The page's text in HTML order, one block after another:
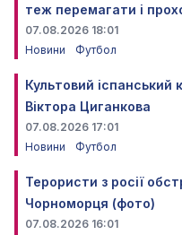
теж перемагати і
07.08.2026 18:01
Новини
Футбол
Культовий
Віктора Циганкова
07.08.2026 17:01
Новини
Футбол
Терористи з росії
Чорноморця (фото)
07.08.2026 16:01